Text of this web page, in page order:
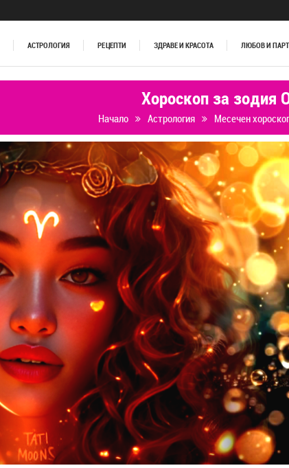
АСТРОЛОГИЯ РЕЦЕПТИ ЗДРАВЕ И КРАСОТА ЛЮБОВ И
Хороскоп за зодия
Начало Астрология Месечен